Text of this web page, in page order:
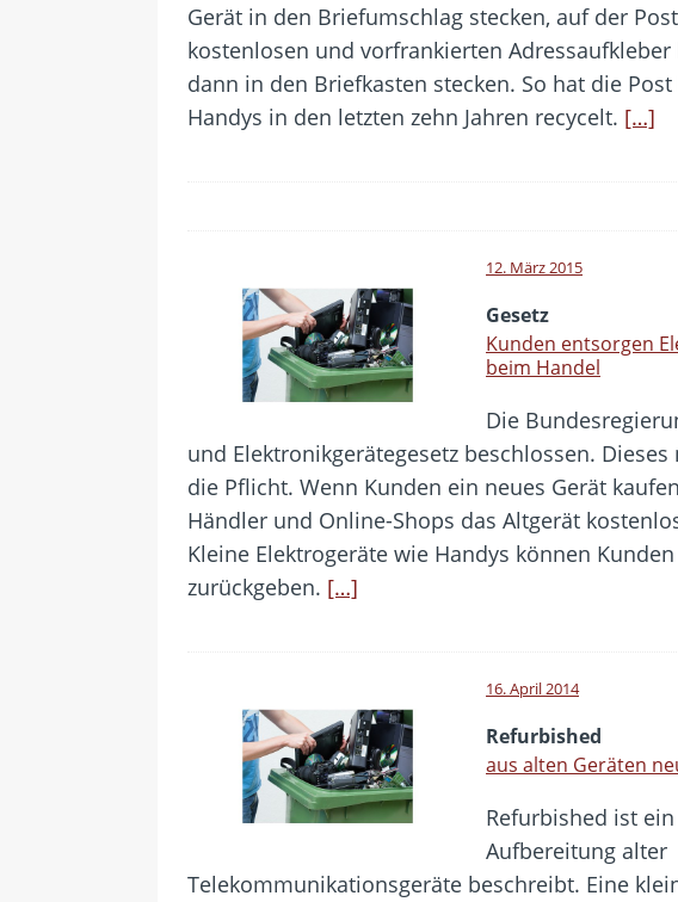
Gerät in den Briefumschlag stecken, auf der
kostenlosen und vorfrankierten
dann in den Briefkasten stecken. So hat die
Handys in den letzten zehn Jahren recycelt. […]
12. März 2015
Gesetz
Kunden entsorgen
beim Handel
Die
und Elektronikgerätegesetz beschlossen.
die Pflicht. Wenn Kunden ein neues Gerät
Händler und Online-Shops das Altgerät
Kleine Elektrogeräte wie Handys können
zurückgeben. […]
16. April 2014
Refurbished
aus alten Geräten
Refurbished ist
Aufbereitung alter
Telekommunikationsgeräte beschreibt. Eine